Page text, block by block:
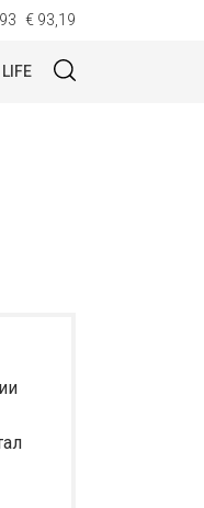
€ 93,19
LIFE